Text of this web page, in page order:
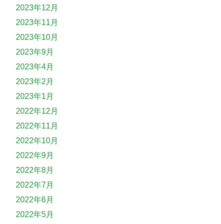
2023年12月
2023年11月
2023年10月
2023年9月
2023年4月
2023年2月
2023年1月
2022年12月
2022年11月
2022年10月
2022年9月
2022年8月
2022年7月
2022年6月
2022年5月